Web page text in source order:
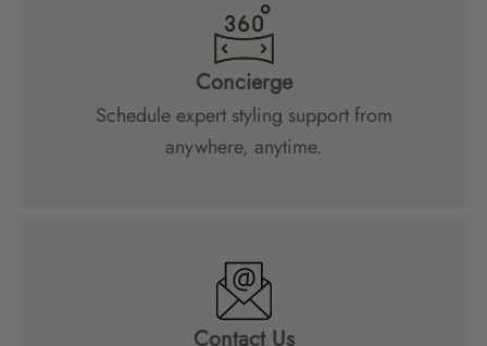
Concierge
Schedule expert styling support from
anywhere, anytime.
Contact Us